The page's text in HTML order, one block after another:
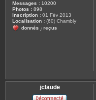
Messages : 10200
Photos : 898
Inscription : 01 Fév 2013
Localisation : (60) Chambly
donnés / reçus
jclaude